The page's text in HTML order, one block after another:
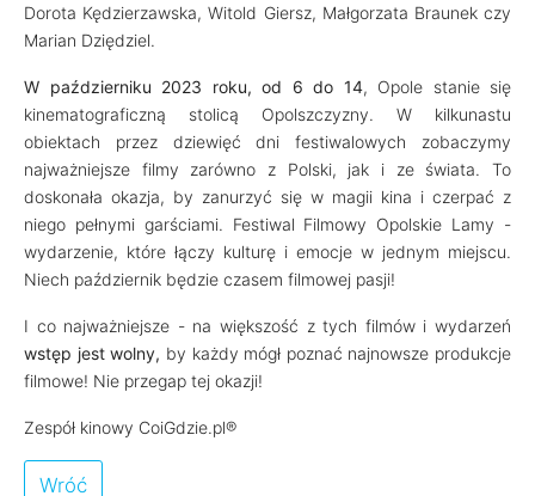
Dorota Kędzierzawska, Witold Giersz, Małgorzata Braunek czy
Marian Dziędziel.
W październiku 2023 roku, od 6 do 14, Opole stanie się
kinematograficzną stolicą Opolszczyzny. W kilkunastu
obiektach przez dziewięć dni festiwalowych zobaczymy
najważniejsze filmy zarówno z Polski, jak i ze świata. To
doskonała okazja, by zanurzyć się w magii kina i czerpać z
niego pełnymi garściami. Festiwal Filmowy Opolskie Lamy -
wydarzenie, które łączy kulturę i emocje w jednym miejscu.
Niech październik będzie czasem filmowej pasji!
I co najważniejsze - na większość z tych filmów i wydarzeń
wstęp jest wolny, by każdy mógł poznać najnowsze produkcje
filmowe! Nie przegap tej okazji!
Zespół kinowy CoiGdzie.pl®
Wróć